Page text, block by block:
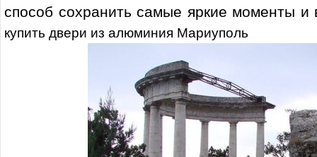
способ сохранить самые яркие моменты и
купить двери из алюминия Мариуполь